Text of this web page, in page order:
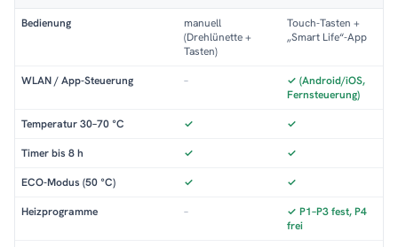
Bedienung
manuell
(Drehlünette +
Tasten)
Touch-Tasten +
„Smart Life“-App
WLAN / App-Steuerung –
✓ (Android/iOS,
Fernsteuerung)
Temperatur 30–70 °C ✓ ✓
Timer bis 8 h ✓ ✓
ECO-Modus (50 °C) ✓ ✓
Heizprogramme –
✓ P1–P3 fest, P4
frei